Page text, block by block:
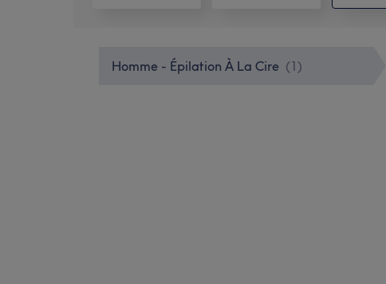
Homme - Épilation À La Cire (1 )